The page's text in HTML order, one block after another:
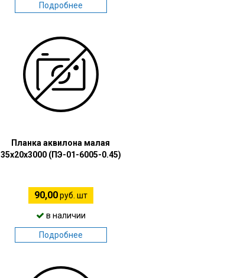
Подробнее
Планка аквилона малая
35х20х3000 (ПЭ-01-6005-0.45)
90,00руб. шт
в наличии
Подробнее